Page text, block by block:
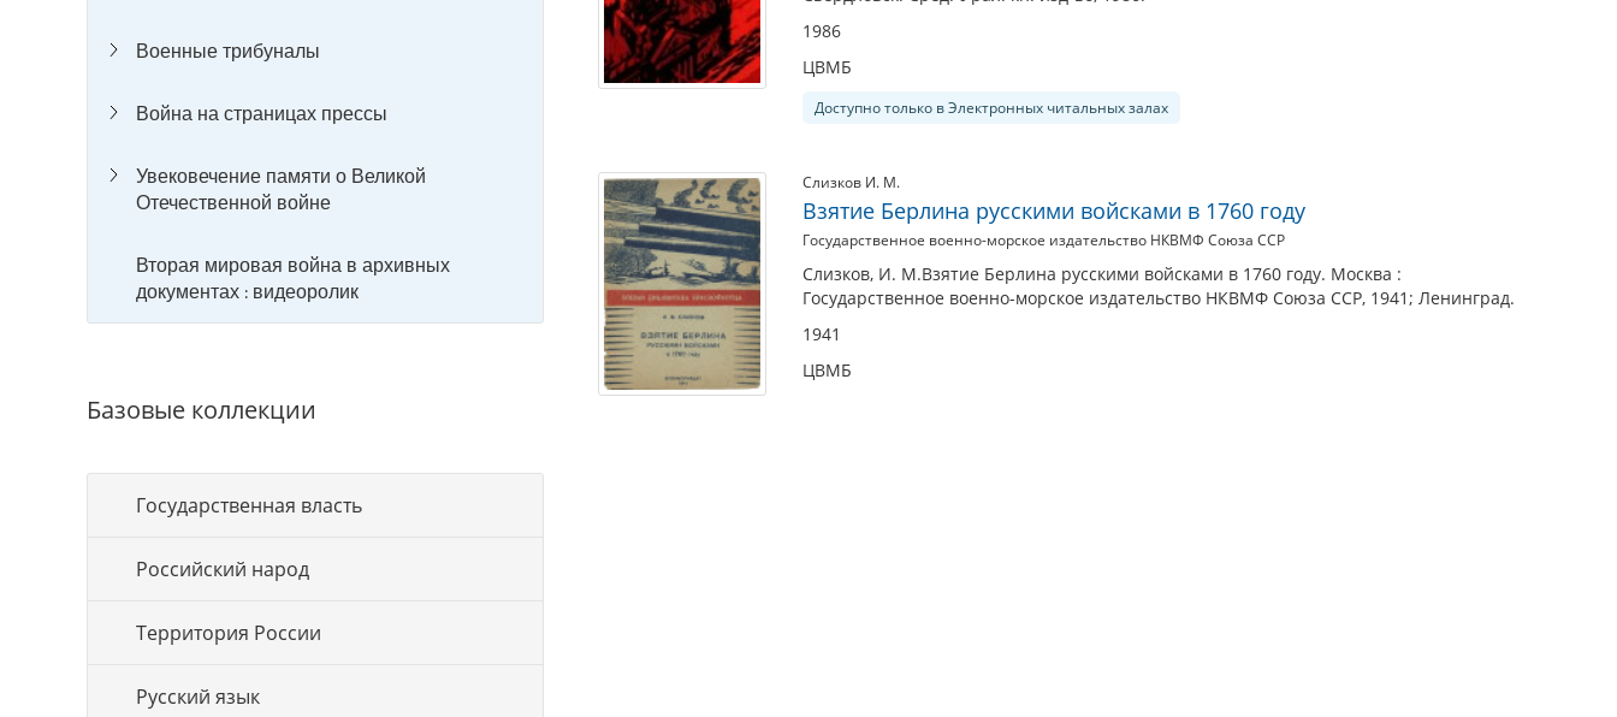
Военные трибуналы
Война на страницах прессы
Увековечение памяти о Великой
Отечественной войне
Вторая мировая война в архивных
документах : видеоролик
Базовые коллекции
Государственная власть
Российский народ
Территория России
Русский язык
1986
ЦВМБ
Доступно только в Электронных читальных залах
Слизков И. М.
Взятие Берлина русскими войсками в 1760 году
Государственное военно-морское издательство НКВМФ Союза ССР
Слизков, И. М.Взятие Берлина русскими войсками в 1760 году. Москва :
Государственное военно-морское издательство НКВМФ Союза ССР, 1941; Ленинград.
1941
ЦВМБ